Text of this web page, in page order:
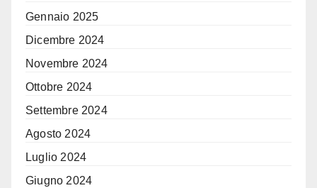
Gennaio 2025
Dicembre 2024
Novembre 2024
Ottobre 2024
Settembre 2024
Agosto 2024
Luglio 2024
Giugno 2024